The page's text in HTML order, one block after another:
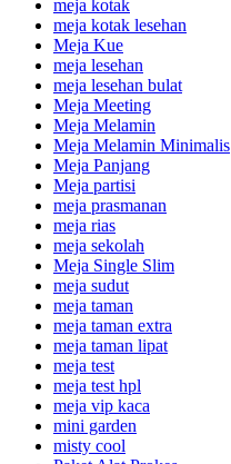
meja kotak
meja kotak lesehan
Meja Kue
meja lesehan
meja lesehan bulat
Meja Meeting
Meja Melamin
Meja Melamin Minimalis
Meja Panjang
Meja partisi
meja prasmanan
meja rias
meja sekolah
Meja Single Slim
meja sudut
meja taman
meja taman extra
meja taman lipat
meja test
meja test hpl
meja vip kaca
mini garden
misty cool